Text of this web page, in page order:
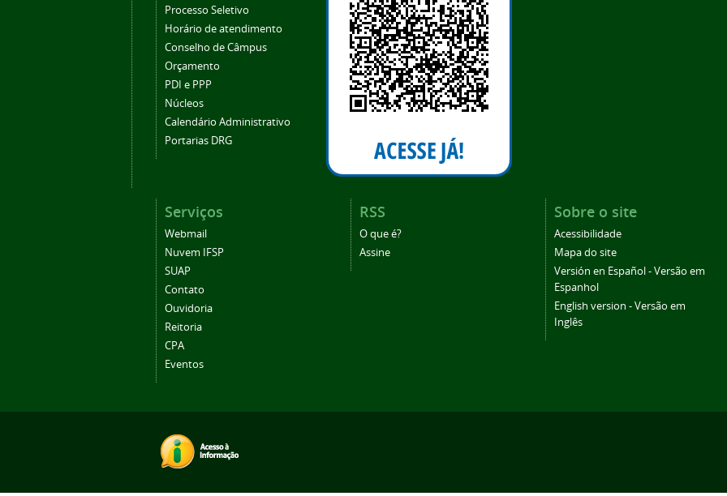
Processo Seletivo
Horário de atendimento
Conselho de Câmpus
Orçamento
PDI e PPP
Núcleos
Calendário Administrativo
Portarias DRG
Serviços
Webmail
Nuvem IFSP
SUAP
Contato
Ouvidoria
Reitoria
CPA
Eventos
RSS
O que é?
Assine
Sobre o site
Acessibilidade
Mapa do site
Versión en Español - Versão em
Espanhol
English version - Versão em
Inglês